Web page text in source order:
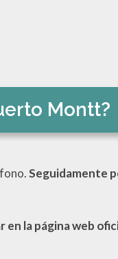
Montt?
Seguidamente
en la página web